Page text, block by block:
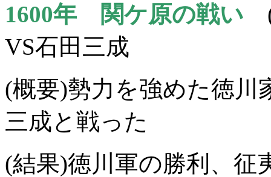
1600年 関ケ原の戦い
VS石田三成
(概要)勢力を強めた徳川
三成と戦った
(結果)徳川軍の勝利、征